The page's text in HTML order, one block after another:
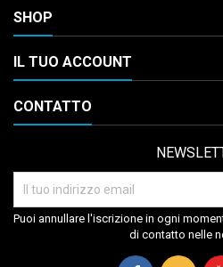
SHOP
IL TUO ACCOUNT
CONTATTO
Puoi annullare l'iscrizione in ogni
di contatto nelle